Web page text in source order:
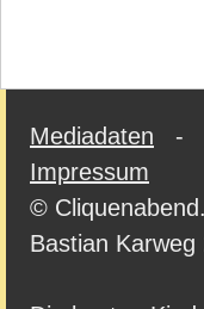
Mediadaten -
Impressum
©
Bastian